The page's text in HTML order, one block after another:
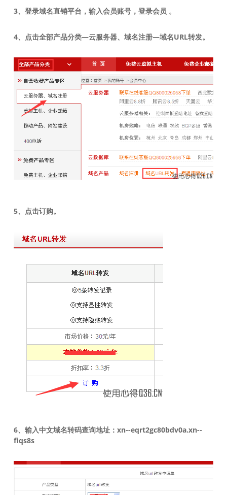
3、登录域名直销平台，输入会员账号，登录会员 。
4、点击全部产品分类—云服务器、域名注册—域名URL转发。
5、点击订购。
6、输入中文域名转码查询地址：xn--eqrt2gc80bdv0a.xn--
fiqs8s